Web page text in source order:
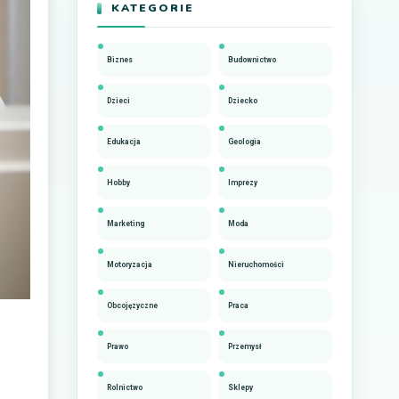
KATEGORIE
Biznes Budownictwo
Dzieci Dziecko
Edukacja Geologia
Hobby Imprezy
Marketing Moda
Motoryzacja Nieruchomości
Obcojęzyczne Praca
Prawo Przemysł
Rolnictwo Sklepy